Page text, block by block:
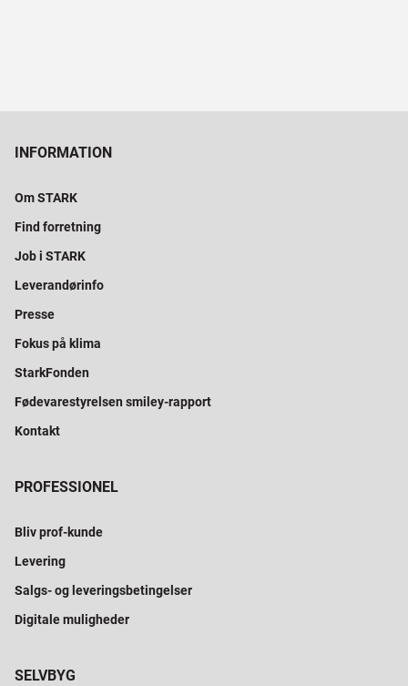
INFORMATION
Om STARK
Find forretning
Job i STARK
Leverandørinfo
Presse
Fokus på klima
StarkFonden
Fødevarestyrelsen smiley-rapport
Kontakt
PROFESSIONEL
Bliv prof-kunde
Levering
Salgs- og leveringsbetingelser
Digitale muligheder
SELVBYG